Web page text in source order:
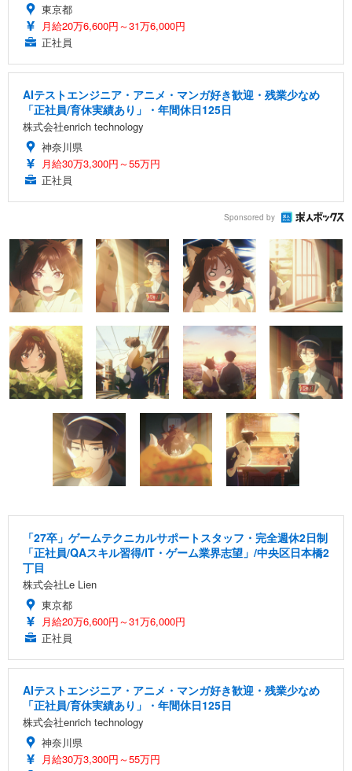
東京都
月給20万6,600円～31万6,000円
正社員
AIテストエンジニア・アニメ・マンガ好き歓迎・残業少なめ
「正社員/育休実績あり」・年間休日125日
株式会社enrich technology
神奈川県
月給30万3,300円～55万円
正社員
Sponsored by
「27卒」ゲームテクニカルサポートスタッフ・完全週休2日制
「正社員/QAスキル習得/IT・ゲーム業界志望」/中央区日本橋2
丁目
株式会社Le Lien
東京都
月給20万6,600円～31万6,000円
正社員
AIテストエンジニア・アニメ・マンガ好き歓迎・残業少なめ
「正社員/育休実績あり」・年間休日125日
株式会社enrich technology
神奈川県
月給30万3,300円～55万円